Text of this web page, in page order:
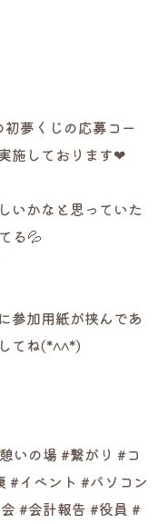
夢くじの応募コー
施しております❤
いかなと思っていた
る💦
参加用紙が挟んであ
てね(*^^*)
いの場 #繋がり #コ
#イベント #パソコン
#会計報告 #役員 #